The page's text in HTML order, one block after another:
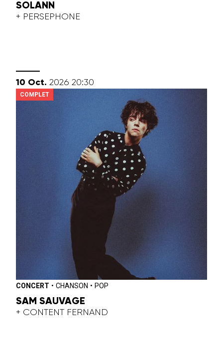
SOLANN
+ PERSEPHONE
10 octobre
Oct. 2026 20:30
COMPLET
CONCERT • CHANSON • POP
SAM SAUVAGE
+ CONTENT FERNAND